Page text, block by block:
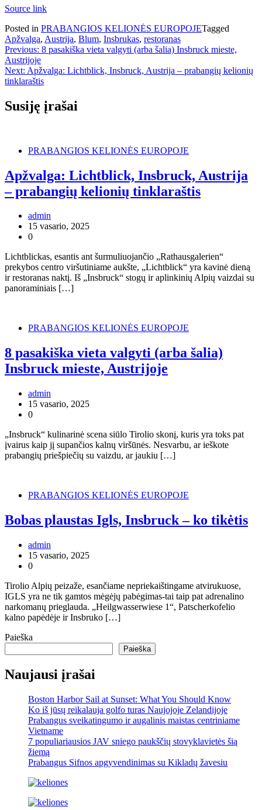
Source link
Posted in PRABANGIOS KELIONĖS EUROPOJETagged
Apžvalga, Austrija, Blum, Insbrukas, restoranas
Navigacija
tarp
įrašų
Previous: 8 pasakiška vieta valgyti (arba šalia) Insbruck mieste,
Austrijoje
Next: Apžvalga: Lichtblick, Insbruck, Austrija – prabangių kelionių
tinklaraštis
Susiję įrašai
PRABANGIOS KELIONĖS EUROPOJE
Apžvalga: Lichtblick, Insbruck, Austrija
– prabangių kelionių tinklaraštis
admin
15 vasario, 2025
0
Lichtblickas, esantis ant šurmuliuojančio „Rathausgalerien“
prekybos centro viršutiniame aukšte, „Lichtblick“ yra kavinė dieną
ir restoranas naktį. Iš „Insbruck“ stogų ir aplinkinių Alpių vaizdai su
panoraminiais […]
PRABANGIOS KELIONĖS EUROPOJE
8 pasakiška vieta valgyti (arba šalia)
Insbruck mieste, Austrijoje
admin
15 vasario, 2025
0
„Insbruck“ kulinarinė scena siūlo Tirolio skonį, kuris yra toks pat
įvairus kaip jį supančios kalnų viršūnės. Nesvarbu, ar ieškote
prabangių priešpiečių su vaizdu, ar jaukiu […]
PRABANGIOS KELIONĖS EUROPOJE
Bobas plaustas Igls, Insbruck – ko tikėtis
admin
15 vasario, 2025
0
Tirolio Alpių peizaže, esančiame nepriekaištingame atvirukuose,
IGLS yra ne tik gamtos mėgėjų pabėgimas-tai taip pat adrenalino
narkomanų prieglauda. „Heilgwasserwiese 1“, Patscherkofelio
kalno papėdėje ir Insbruko […]
Paieška
Paieška
Naujausi įrašai
Boston Harbor Sail at Sunset: What You Should Know
Ko iš jūsų reikalauja golfo turas Naujojoje Zelandijoje
Prabangus sveikatingumo ir augalinis maistas centriniame
Vietname
7 populiariausios JAV sniego paukščių stovyklavietės šią
žiemą
Prabangus Sifnos apgyvendinimas su Kikladų žavesiu